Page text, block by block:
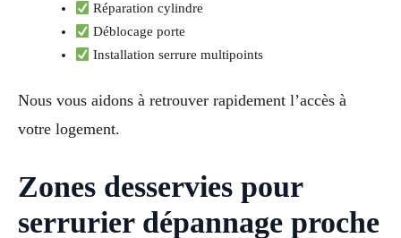
Réparation cylindre
Déblocage porte
Installation serrure multipoints
Nous vous aidons à retrouver rapidement l’accès à
votre logement.
Zones desservies pour
serrurier dépannage proche